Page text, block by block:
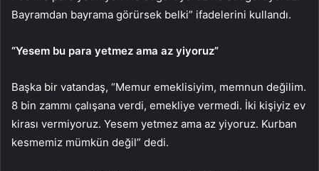
Bayramdan bayrama görürsek belki” ifadelerini kullandı.
“Yesem bu para yetmez ama az yiyoruz”
Başka bir vatandaş, “Memur emeklisiyim, memnun değilim.
8 bin zammı çalışana verdi, emekliye vermedi. İki kişiyiz ev
kirası vermiyoruz. Yesem yetmez ama az yiyoruz. Kurban
kesmemiz mümkün değil” dedi.